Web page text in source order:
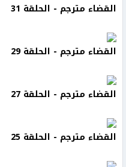
القضاء مترجم - الحلقة 31
القضاء مترجم - الحلقة 29
القضاء مترجم - الحلقة 27
القضاء مترجم - الحلقة 25